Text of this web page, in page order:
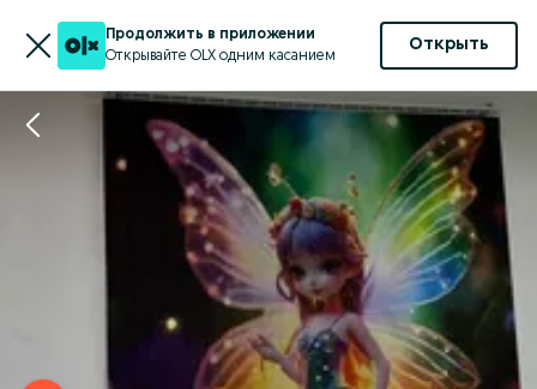
Продолжить в приложении
Открывайте OLX одним касанием
Открыть